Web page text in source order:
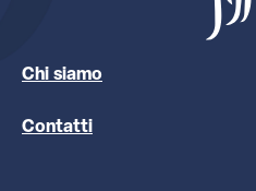
Chi siamo
Contatti